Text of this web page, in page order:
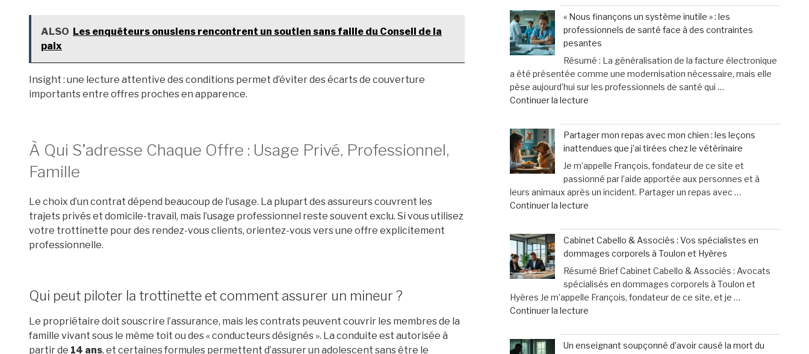
ALSO Les enquêteurs onusiens rencontrent un soutien sans faille du Conseil de la
paix
Insight : une lecture attentive des conditions permet d’éviter des écarts de couverture
importants entre offres proches en apparence.
À Qui S’adresse Chaque Offre : Usage Privé, Professionnel,
Famille
Le choix d’un contrat dépend beaucoup de l’usage. La plupart des assureurs couvrent les
trajets privés et domicile-travail, mais l’usage professionnel reste souvent exclu. Si vous utilisez
votre trottinette pour des rendez-vous clients, orientez-vous vers une offre explicitement
professionnelle.
Qui peut piloter la trottinette et comment assurer un mineur ?
Le propriétaire doit souscrire l’assurance, mais les contrats peuvent couvrir les membres de la
famille vivant sous le même toit ou des « conducteurs désignés ». La conduite est autorisée à
partir de 14 ans, et certaines formules permettent d’assurer un adolescent sans être le
liés
à
la
violence
domestique,
un
cri
d’alarme
femmes »
génération
figée
?
Pourquoi
les
ados
d’aujourd’hui
désertent
boums »
« Nous finançons un système inutile » : les
professionnels de santé face à des contraintes
pesantes
Résumé : La généralisation de la facture électronique
a été présentée comme une modernisation nécessaire, mais elle
pèse aujourd’hui sur les professionnels de santé qui …
Continuer la lecturede
Nous
finançons
un
système
inutile
»
:
professionnels
de
santé
face
à
des
contraintes
Partager mon repas avec mon chien : les leçons
inattendues que j’ai tirées chez le vétérinaire
Je m’appelle François, fondateur de ce site et
passionné par l’aide apportée aux personnes et à
leurs animaux après un incident. Partager un repas avec …
Continuer la lecturede
mon
repas
avec
mon
chien
:
les
inattendues
que
Cabinet Cabello & Associés : Vos spécialistes en
dommages corporels à Toulon et Hyères
Résumé Brief Cabinet Cabello & Associés : Avocats
spécialisés en dommages corporels à Toulon et
Hyères Je m’appelle François, fondateur de ce site, et je …
Continuer la lecturede
Cabello
&
Un enseignant soupçonné d’avoir causé la mort du